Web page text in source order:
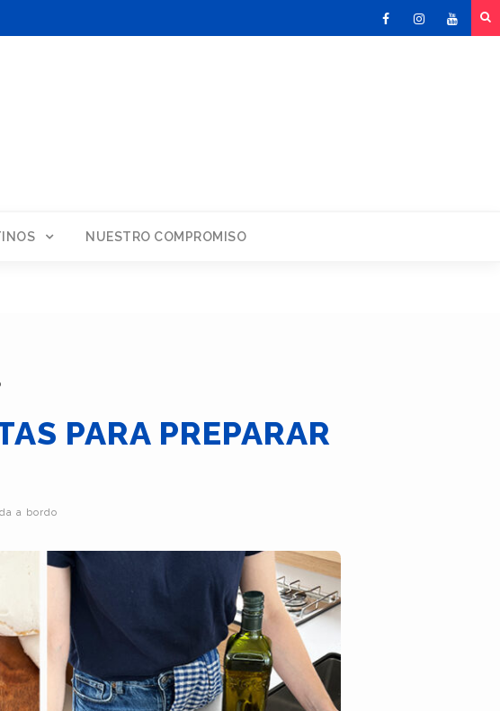
NUESTRO COMPROMISO
PARA PREPARAR
a bordo